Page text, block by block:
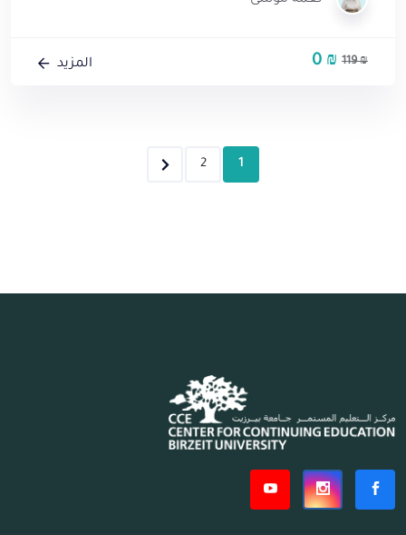
119₪
السعر
0₪
السعر
المزيد
1
2